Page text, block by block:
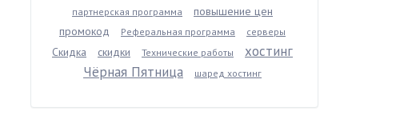
партнерская программа
повышение цен
промокод
Реферальная программа серверы
Скидка скидки Технические работы
хостинг
Чёрная Пятница
шаред хостинг